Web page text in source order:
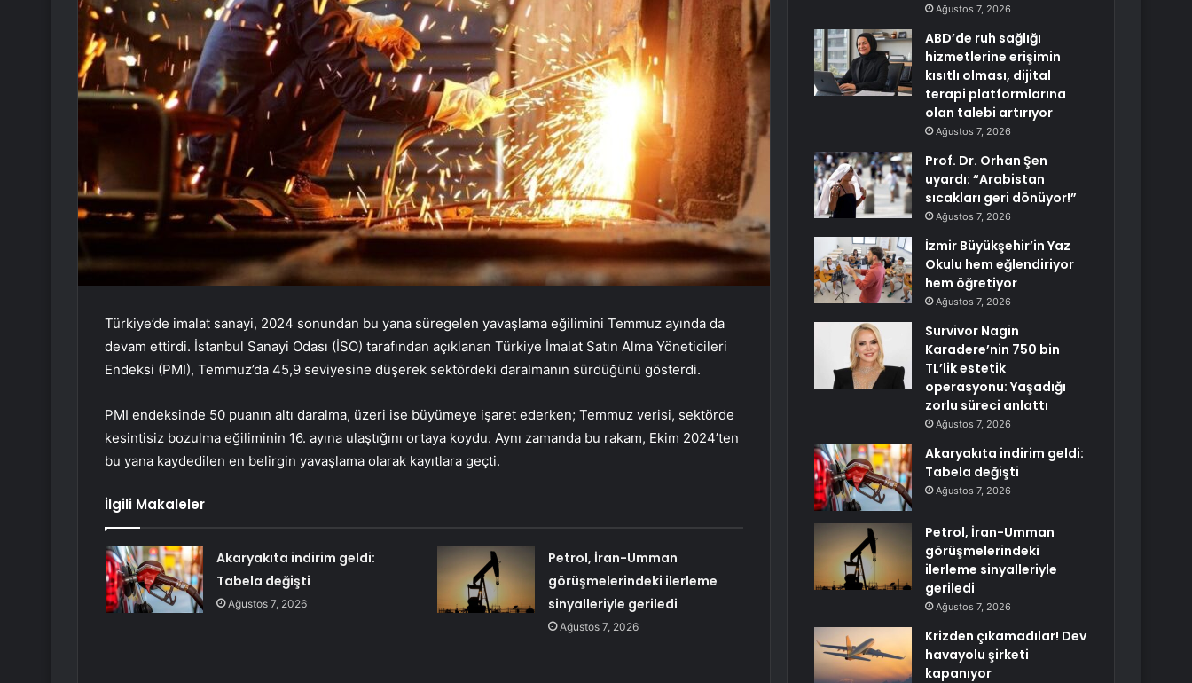
Türkiye’de imalat sanayi, 2024 sonundan bu yana süregelen yavaşlama eğilimini Temmuz ayında da
devam ettirdi. İstanbul Sanayi Odası (İSO) tarafından açıklanan Türkiye İmalat Satın Alma Yöneticileri
Endeksi (PMI), Temmuz’da 45,9 seviyesine düşerek sektördeki daralmanın sürdüğünü gösterdi.
PMI endeksinde 50 puanın altı daralma, üzeri ise büyümeye işaret ederken; Temmuz verisi, sektörde
kesintisiz bozulma eğiliminin 16. ayına ulaştığını ortaya koydu. Aynı zamanda bu rakam, Ekim 2024’ten
bu yana kaydedilen en belirgin yavaşlama olarak kayıtlara geçti.
İlgili Makaleler
Akaryakıta indirim geldi:
Tabela değişti
Ağustos 7, 2026
Petrol, İran-Umman
görüşmelerindeki ilerleme
sinyalleriyle geriledi
Ağustos 7, 2026
Ağustos 7, 2026
ABD’de ruh sağlığı
hizmetlerine erişimin
kısıtlı olması, dijital
terapi platformlarına
olan talebi artırıyor
Ağustos 7, 2026
Prof. Dr. Orhan Şen
uyardı: “Arabistan
sıcakları geri dönüyor!”
Ağustos 7, 2026
İzmir Büyükşehir’in Yaz
Okulu hem eğlendiriyor
hem öğretiyor
Ağustos 7, 2026
Survivor Nagin
Karadere’nin 750 bin
TL’lik estetik
operasyonu: Yaşadığı
zorlu süreci anlattı
Ağustos 7, 2026
Akaryakıta indirim geldi:
Tabela değişti
Ağustos 7, 2026
Petrol, İran-Umman
görüşmelerindeki
ilerleme sinyalleriyle
geriledi
Ağustos 7, 2026
Krizden çıkamadılar! Dev
havayolu şirketi
kapanıyor